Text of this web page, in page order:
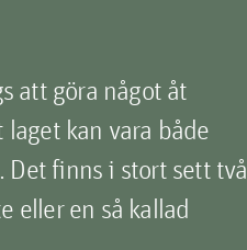
att göra något åt
kan vara både
Det finns i stort sett två
eller en så kallad